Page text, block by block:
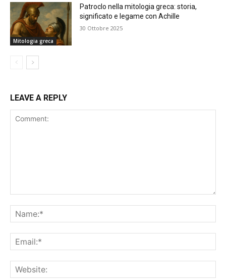
Mitologia greca
Patroclo nella mitologia greca: storia,
significato e legame con Achille
30 Ottobre 2025
LEAVE A REPLY